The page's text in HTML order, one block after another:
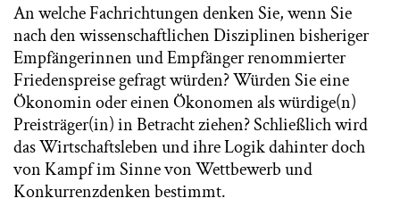
An welche Fachrichtungen denken Sie, wenn Sie
nach den wissenschaftlichen Disziplinen bisheriger
Empfängerinnen und Empfänger renommierter
Friedenspreise gefragt würden? Würden Sie eine
Ökonomin oder einen Ökonomen als würdige(n)
Preisträger(in) in Betracht ziehen? Schließlich wird
das Wirtschaftsleben und ihre Logik dahinter doch
von Kampf im Sinne von Wettbewerb und
Konkurrenzdenken bestimmt.